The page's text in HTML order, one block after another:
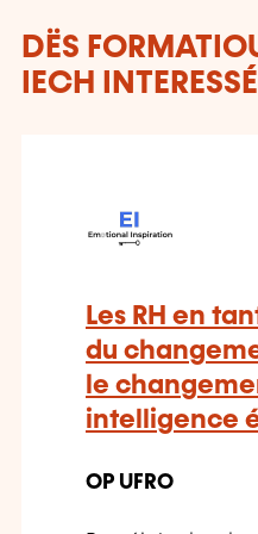
DËS
IECH
Les RH en
du
le
intelligence
OP UFRO